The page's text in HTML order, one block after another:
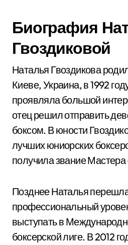
Биография
Гвоздиковой
Наталья Гвоздикова
Киеве, Украина, в 1992
проявляла большой
отец решил отправить
боксом. В юности
лучших юниорских
получила звание Мастера
Позднее Наталья
профессиональный
выступать в
боксерской лиге. В 2012